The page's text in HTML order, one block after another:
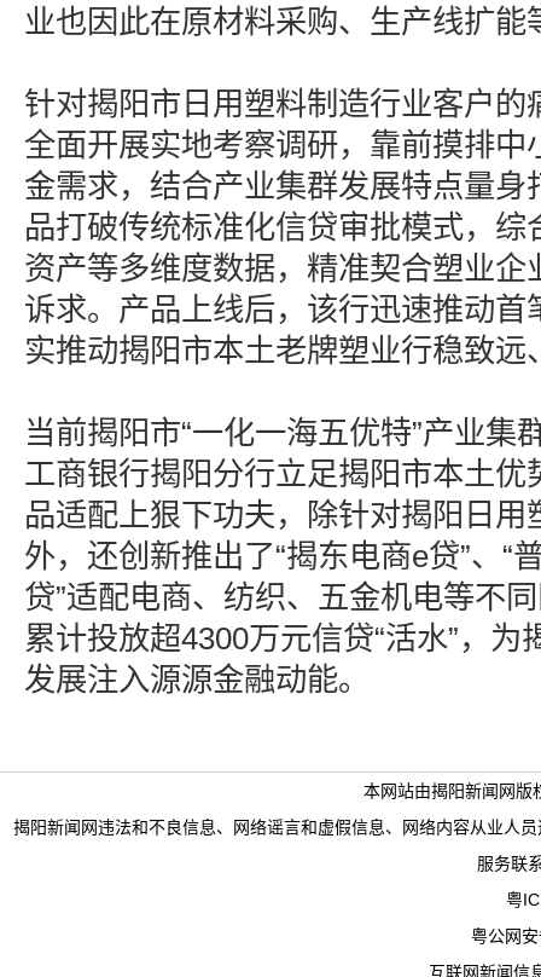
业也因此在原材料采购、生产线扩能
针对揭阳市日用塑料制造行业客户的
全面开展实地考察调研，靠前摸排中
金需求，结合产业集群发展特点量身
品打破传统标准化信贷审批模式，综
资产等多维度数据，精准契合塑业企
诉求。产品上线后，该行迅速推动首
实推动揭阳市本土老牌塑业行稳致远
当前揭阳市“一化一海五优特”产业集
工商银行揭阳分行立足揭阳市本土优
品适配上狠下功夫，除针对揭阳日用
外，还创新推出了“揭东电商e贷”、“
贷”适配电商、纺织、五金机电等不
累计投放超4300万元信贷“活水”，为
发展注入源源金融动能。
本网站由揭阳新闻网版
揭阳新闻网违法和不良信息、网络谣言和虚假信息、网络内容从业人
服务联
粤
粤公网
互联网新闻信